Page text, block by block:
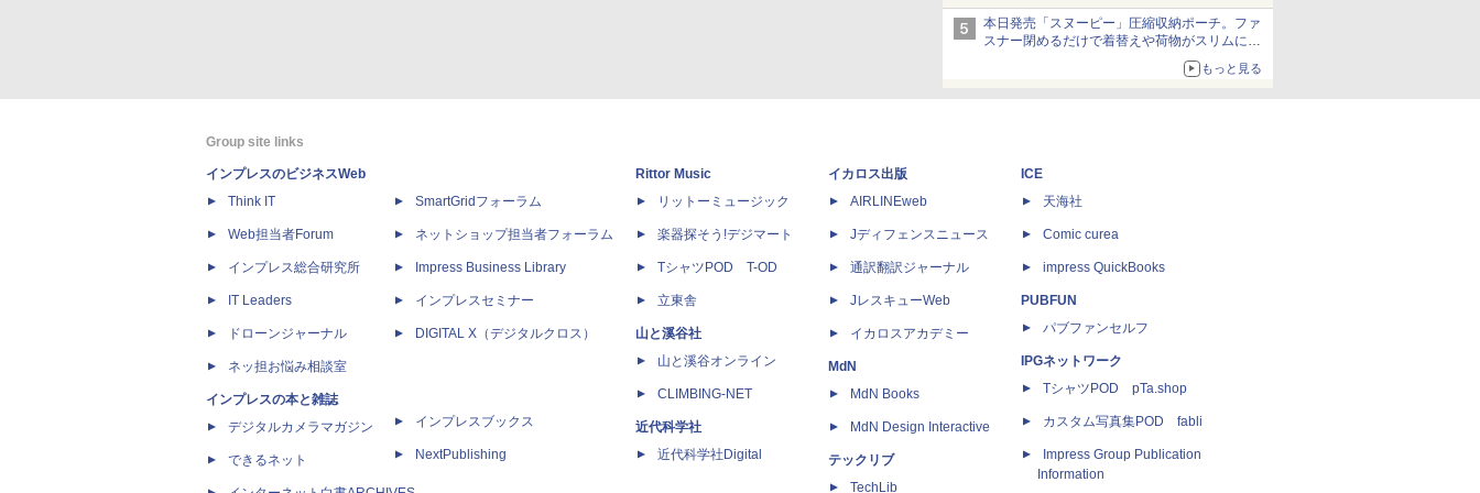
発売から2週間は20%オフになるセールが実施
本日発売「スヌーピー」圧縮収納ポーチ。ファ
スナー閉めるだけで着替えや荷物がスリムにま
もっと見る
Group site links
インプレスのビジネスWeb
Think IT
Web担当者Forum
インプレス総合研究所
IT Leaders
ドローンジャーナル
ネッ担お悩み相談室
インプレスの本と雑誌
デジタルカメラマガジン
できるネット
SmartGridフォーラム
ネットショップ担当者フォーラム
Impress Business Library
インプレスセミナー
DIGITAL X（デジタルクロス）
インプレスブックス
NextPublishing
Rittor Music
リットーミュージック
楽器探そう!デジマート
TシャツPOD T-OD
立東舎
山と溪谷社
山と溪谷オンライン
CLIMBING-NET
近代科学社
近代科学社Digital
イカロス出版
AIRLINEweb
Jディフェンスニュース
通訳翻訳ジャーナル
JレスキューWeb
イカロスアカデミー
MdN
MdN Books
MdN Design Interactive
テックリブ
TechLib
ICE
天海社
Comic curea
impress QuickBooks
PUBFUN
パブファンセルフ
IPGネットワーク
TシャツPOD pTa.shop
カスタム写真集POD fabli
Impress Group Publication
Information